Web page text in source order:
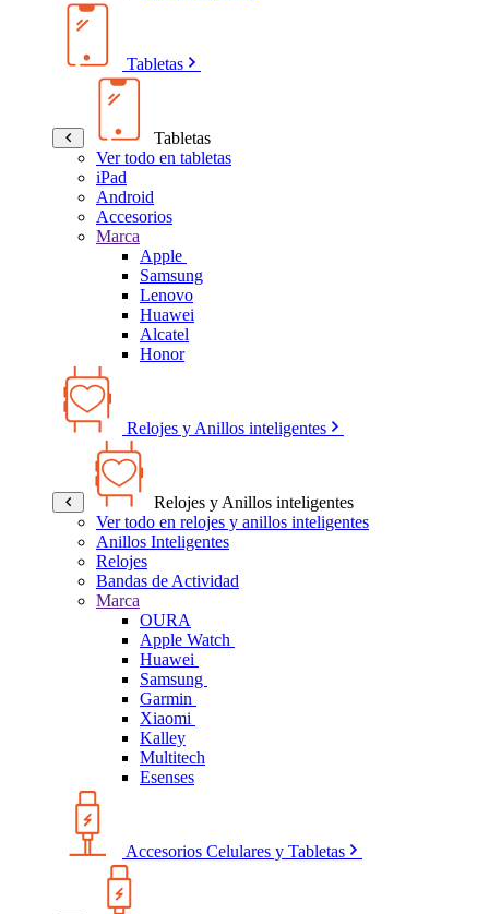
Tabletas
Tabletas
Ver todo en tabletas
iPad
Android
Accesorios
Marca
Apple
Samsung
Lenovo
Huawei
Alcatel
Honor
Relojes y Anillos inteligentes
Relojes y Anillos inteligentes
Ver todo en relojes y anillos inteligentes
Anillos Inteligentes
Relojes
Bandas de Actividad
Marca
OURA
Apple Watch
Huawei
Samsung
Garmin
Xiaomi
Kalley
Multitech
Esenses
Accesorios Celulares y Tabletas